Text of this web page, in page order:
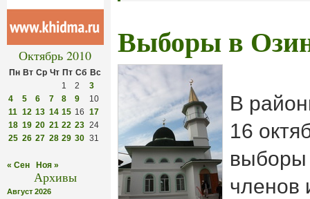
Октябрь 2010
Пн Вт Ср Чт Пт Сб Вс
1
2
3
4
5 6 7 8 9
10
11 12 13 14 15 16 17
18 19 20 21 22 23 24
25 26 27 28 29 30 31
« Сен Ноя »
Архивы
Август 2026
Выборы в
В
16
выборы
членов